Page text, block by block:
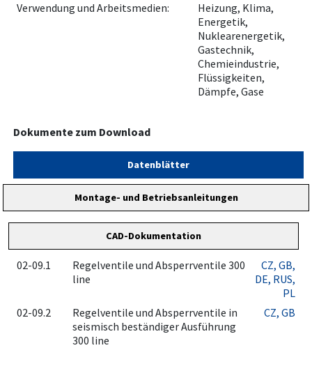
Verwendung und Arbeitsmedien:
Heizung, Klima,
Energetik,
Nuklearenergetik,
Gastechnik,
Chemieindustrie,
Flüssigkeiten,
Dämpfe, Gase
Dokumente zum Download
Datenblätter
Montage- und Betriebsanleitungen
CAD-Dokumentation
02-09.1
Regelventile und Absperrventile 300
line
CZ, GB,
DE, RUS,
PL
02-09.2
Regelventile und Absperrventile in
seismisch beständiger Ausführung
300 line
CZ, GB